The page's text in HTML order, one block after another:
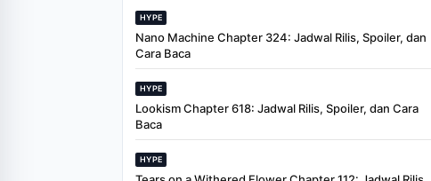
HYPE
Nano Machine Chapter 324: Jadwal Rilis, Spoiler, dan
Cara Baca
HYPE
Lookism Chapter 618: Jadwal Rilis, Spoiler, dan Cara
Baca
HYPE